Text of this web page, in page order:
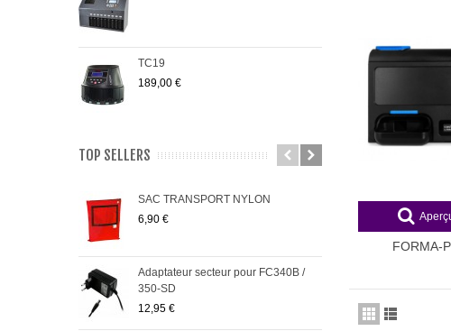
TC19
189,00 €
TOP SELLERS
SAC TRANSPORT NYLON
6,90 €
Adaptateur secteur pour FC340B /
350-SD
12,95 €
PRONOTE
485,00 €
95,00 €
FORMA-